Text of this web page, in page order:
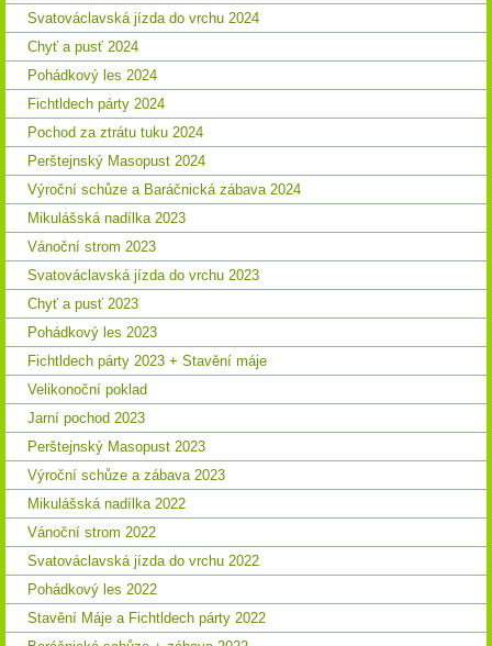
Svatováclavská jízda do vrchu 2024
Chyť a pusť 2024
Pohádkový les 2024
Fichtldech párty 2024
Pochod za ztrátu tuku 2024
Perštejnský Masopust 2024
Výroční schůze a Baráčnická zábava 2024
Mikulášská nadílka 2023
Vánoční strom 2023
Svatováclavská jízda do vrchu 2023
Chyť a pusť 2023
Pohádkový les 2023
Fichtldech párty 2023 + Stavění máje
Velikonoční poklad
Jarní pochod 2023
Perštejnský Masopust 2023
Výroční schůze a zábava 2023
Mikulášská nadílka 2022
Vánoční strom 2022
Svatováclavská jízda do vrchu 2022
Pohádkový les 2022
Stavění Máje a Fichtldech párty 2022